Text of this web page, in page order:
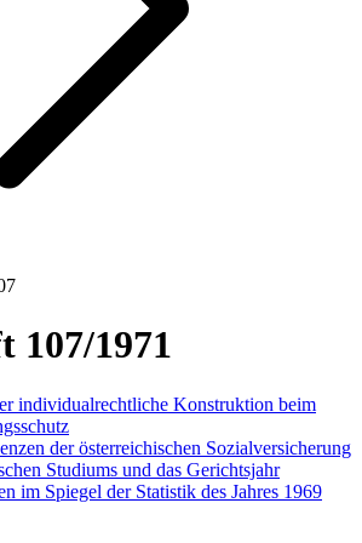
107/1971
individualrechtliche Konstruktion beim
der österreichischen Sozialversicherung
Studiums und das Gerichtsjahr
im Spiegel der Statistik des Jahres 1969